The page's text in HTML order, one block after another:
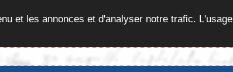
et les annonces et d'analyser notre trafic. L'usage